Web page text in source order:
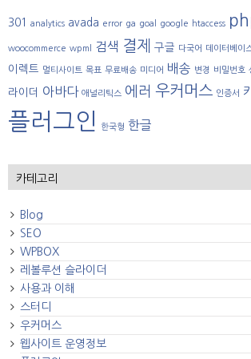
301 analytics avada error ga goal google htaccess
woocommerce wpml 검색 결제 구글 다국어 데이터베이
이렉트
멀티사이트 목표 무료배송 미디어 배송 변경 비밀번호
라이더 아바다 애널리틱스 에러 우커머스 인증서
플러그인 한국형 한글
카테고리
Blog
SEO
WPBOX
레볼루션 슬라이더
사용과 이해
스터디
우커머스
웹사이트 운영정보